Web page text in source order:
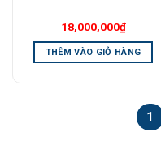
18,000,000₫
THÊM VÀO GIỎ HÀNG
1